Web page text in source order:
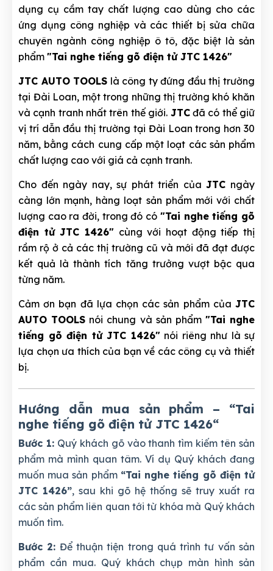
dụng cụ cầm tay chất lượng cao dùng cho các
ứng dụng công nghiệp và các thiết bị sửa chữa
chuyên ngành công nghiệp ô tô, đặc biệt là sản
phẩm "Tai nghe tiếng gõ điện tử JTC 1426"
JTC AUTO TOOLS là công ty đứng đầu thị trường
tại Đài Loan, một trong những thị trường khó khăn
và cạnh tranh nhất trên thế giới. JTCđã có thể giữ
vị trí dẫn đầu thị trường tại Đài Loan trong hơn 30
năm, bằng cách cung cấp một loạt các sản phẩm
chất lượng cao với giá cả cạnh tranh.
Cho đến ngày nay, sự phát triển củaJTC ngày
càng lớn mạnh, hàng loạt sản phẩm mới với chất
lượng cao ra đời, trong đó có "Tai nghe tiếng gõ
điện tử JTC 1426" cùng với hoạt động tiếp thị
rầm rộ ở cả các thị trường cũ và mới đã đạt được
kết quả là thành tích tăng trưởng vượt bậc qua
từng năm.
Cảm ơn bạn đã lựa chọn các sản phẩm của JTC
AUTO TOOLS nói chung và sản phẩm "Tai nghe
tiếng gõ điện tử JTC 1426"nói riêng như là sự
lựa chọn ưa thích của bạn về các công cụ và thiết
bị.
Hướng dẫn mua sản phẩm – “Tai
nghe tiếng gõ điện tử JTC 1426“
Bước 1:Quý khách gõ vào thanh tìm kiếm tên sản
phẩm mà mình quan tâm. Ví dụ Quý khách đang
muốn mua sản phẩm “Tai nghe tiếng gõ điện tử
JTC 1426”, sau khi gõ hệ thống sẽ truy xuất ra
các sản phẩm liên quan tới từ khóa mà Quý khách
muốn tìm.
Bước 2: Để thuận tiện trong quá trình tư vấn sản
phẩm cần mua. Quý khách chụp màn hình sản